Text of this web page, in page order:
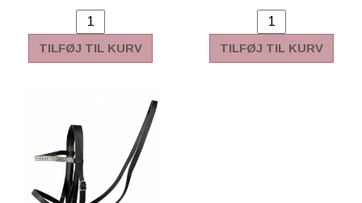
TILFØJ TIL KURV TILFØJ TIL KURV